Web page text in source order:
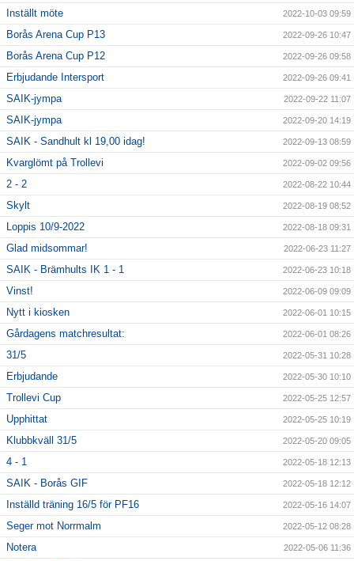
Inställt möte 2022-10-03 09:59
Borås Arena Cup P13 2022-09-26 10:47
Borås Arena Cup P12 2022-09-26 09:58
Erbjudande Intersport 2022-09-26 09:41
SAIK-jympa 2022-09-22 11:07
SAIK-jympa 2022-09-20 14:19
SAIK - Sandhult kl 19,00 idag! 2022-09-13 08:59
Kvarglömt på Trollevi 2022-09-02 09:56
2 - 2 2022-08-22 10:44
Skylt 2022-08-19 08:52
Loppis 10/9-2022 2022-08-18 09:31
Glad midsommar! 2022-06-23 11:27
SAIK - Brämhults IK 1 - 1 2022-06-23 10:18
Vinst! 2022-06-09 09:09
Nytt i kiosken 2022-06-01 10:15
Gårdagens matchresultat: 2022-06-01 08:26
31/5 2022-05-31 10:28
Erbjudande 2022-05-30 10:10
Trollevi Cup 2022-05-25 12:57
Upphittat 2022-05-25 10:19
Klubbkväll 31/5 2022-05-20 09:05
4 - 1 2022-05-18 12:13
SAIK - Borås GIF 2022-05-18 12:12
Inställd träning 16/5 för PF16 2022-05-16 14:07
Seger mot Norrmalm 2022-05-12 08:28
Notera 2022-05-06 11:36